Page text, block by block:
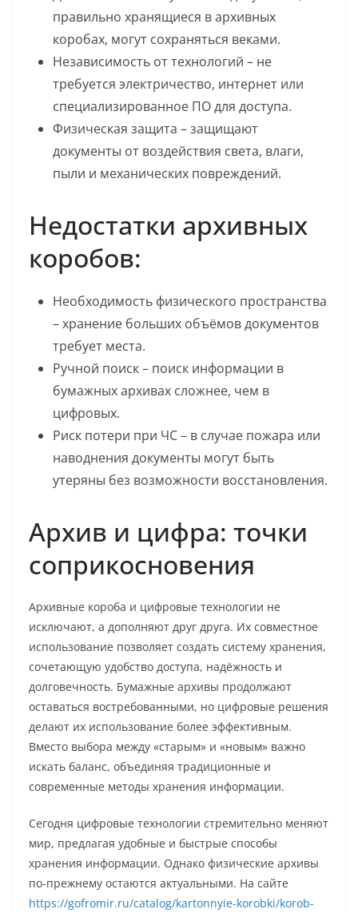
правильно хранящиеся в архивных
коробах, могут сохраняться веками.
Независимость от технологий – не
требуется электричество, интернет или
специализированное ПО для доступа.
Физическая защита – защищают
документы от воздействия света, влаги,
пыли и механических повреждений.
Недостатки архивных
коробов:
Необходимость физического пространства
– хранение больших объёмов документов
требует места.
Ручной поиск – поиск информации в
бумажных архивах сложнее, чем в
цифровых.
Риск потери при ЧС – в случае пожара или
наводнения документы могут быть
утеряны без возможности восстановления.
Архив и цифра: точки
соприкосновения
Архивные короба и цифровые технологии не
исключают, а дополняют друг друга. Их совместное
использование позволяет создать систему хранения,
сочетающую удобство доступа, надёжность и
долговечность. Бумажные архивы продолжают
оставаться востребованными, но цифровые решения
делают их использование более эффективным.
Вместо выбора между «старым» и «новым» важно
искать баланс, объединяя традиционные и
современные методы хранения информации.
Сегодня цифровые технологии стремительно меняют
мир, предлагая удобные и быстрые способы
хранения информации. Однако физические архивы
по-прежнему остаются актуальными. На сайте
https://gofromir.ru/catalog/kartonnyie-korobki/korob-